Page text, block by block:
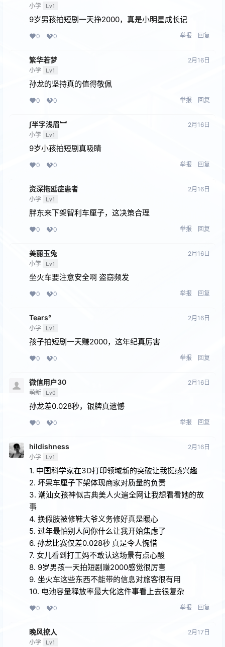
小学 Lv1
9岁男孩拍短剧一天挣2000，真是小明星成长记
0 0 举报 回复
繁华若梦
小学 Lv1
2月16日
孙龙的坚持真的值得敬佩
0 0 举报 回复
∫半字浅眉︼
小学 Lv1
2月16日
9岁小孩拍短剧真吸睛
0 0 举报 回复
资深拖延症患者
小学 Lv1
2月16日
胖东来下架智利车厘子，这决策合理
0 0 举报 回复
美丽玉兔
小学 Lv1
2月16日
坐火车要注意安全啊 盗窃频发
0 0 举报 回复
Tears°
小学 Lv1
2月16日
孩子拍短剧一天赚2000，这年纪真厉害
0 0 举报 回复
微信用户30
萌新 Lv0
2月16日
孙龙差0.028秒，银牌真遗憾
0 0 举报 回复
hildishness
小学 Lv1
2月16日
1. 中国科学家在3D打印领域新的突破让我挺感兴趣
2. 坏果车厘子下架体现商家对质量的负责
3. 潮汕女孩神似古典美人火遍全网让我想看看她的故
事
4. 换假肢被修鞋大爷义务修好真是暖心
5. 过年最怕别人问你什么让我开始焦虑了
6. 孙龙比赛仅差0.028秒 真是令人惋惜
7. 女儿看到打工妈不敢认这场景有点心酸
8. 9岁男孩一天拍短剧赚2000感觉很厉害
9. 坐火车这些东西不能带的信息对旅客很有用
10. 电池容量释放率最大化这件事看上去很复杂
0 0 举报 回复
晚风撩人
小学 Lv1
2月17日